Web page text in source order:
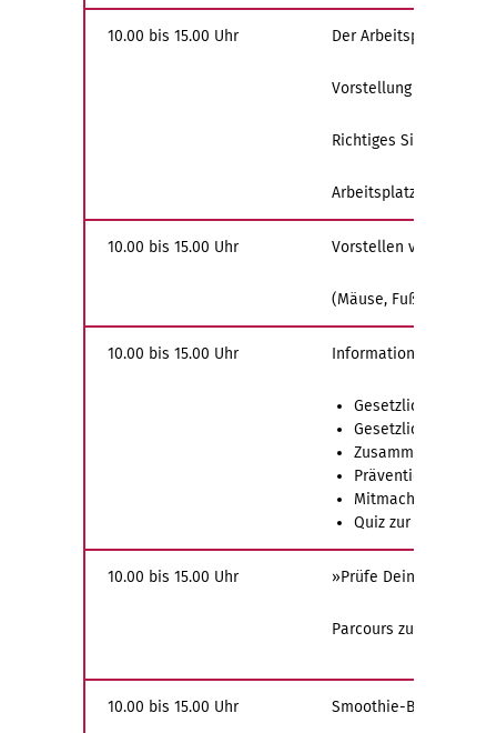
10.00 bis 15.00 Uhr Der Arbeitsplatz der
Vorstellung eines
Richtiges Sitzen am
Arbeitsplatzleuchten
10.00 bis 15.00 Uhr Vorstellen von
(Mäuse, Fußstützen,
10.00 bis 15.00 Uhr Informationen zu:
Gesetzliche
Gesetzliche
Zusammenspiel
Mitmachangebote
Quiz zur Thematik
10.00 bis 15.00 Uhr »Prüfe Deine Fitness«
Parcours zum
10.00 bis 15.00 Uhr Smoothie-Bar mit